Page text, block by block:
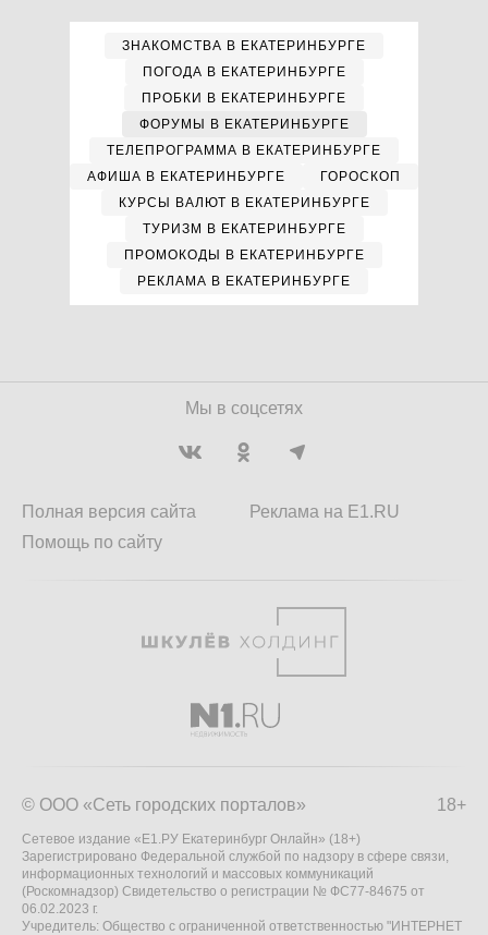
ЗНАКОМСТВА В ЕКАТЕРИНБУРГЕ
ПОГОДА В ЕКАТЕРИНБУРГЕ
ПРОБКИ В ЕКАТЕРИНБУРГЕ
ФОРУМЫ В ЕКАТЕРИНБУРГЕ
ТЕЛЕПРОГРАММА В ЕКАТЕРИНБУРГЕ
АФИША В ЕКАТЕРИНБУРГЕ
ГОРОСКОП
КУРСЫ ВАЛЮТ В ЕКАТЕРИНБУРГЕ
ТУРИЗМ В ЕКАТЕРИНБУРГЕ
ПРОМОКОДЫ В ЕКАТЕРИНБУРГЕ
РЕКЛАМА В ЕКАТЕРИНБУРГЕ
Мы в соцсетях
Полная версия сайта
Помощь по сайту
Реклама на E1.RU
18+
© ООО «Сеть городских порталов»
Сетевое издание «Е1.РУ Екатеринбург Онлайн» (18+)
Зарегистрировано Федеральной службой по надзору в сфере связи,
информационных технологий и массовых коммуникаций
(Роскомнадзор) Свидетельство о регистрации № ФС77-84675 от
06.02.2023 г.
Учредитель: Общество с ограниченной ответственностью "ИНТЕРНЕТ